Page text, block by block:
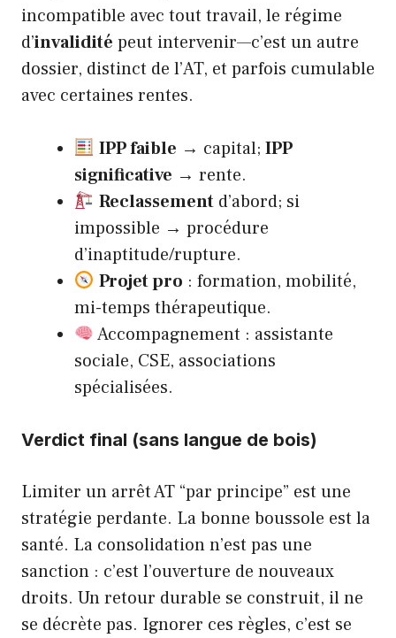
incompatible avec tout travail, le régime
d’invalidité peut intervenir—c’est un autre
dossier, distinct de l’AT, et parfois cumulable
avec certaines rentes.
IPP faible → capital; IPP
significative → rente.
Reclassementd’abord; si
impossible → procédure
d’inaptitude/rupture.
Projet pro : formation, mobilité,
mi-temps thérapeutique.
Accompagnement : assistante
sociale, CSE, associations
spécialisées.
Verdict final (sans langue de bois)
Limiter un arrêt AT “par principe” est une
stratégie perdante. La bonne boussole est la
santé. La consolidation n’est pas une
sanction : c’est l’ouverture de nouveaux
droits. Un retour durable se construit, il ne
se décrète pas. Ignorer ces règles, c’est se